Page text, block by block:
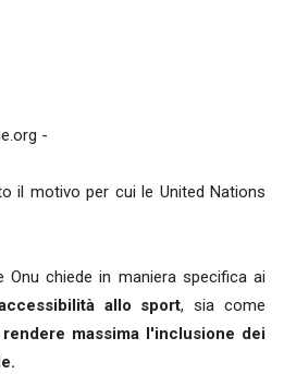
-
il motivo per cui le United Nations
Onu chiede in maniera specifica ai
allo sport, sia come
rendere massima l'inclusione dei